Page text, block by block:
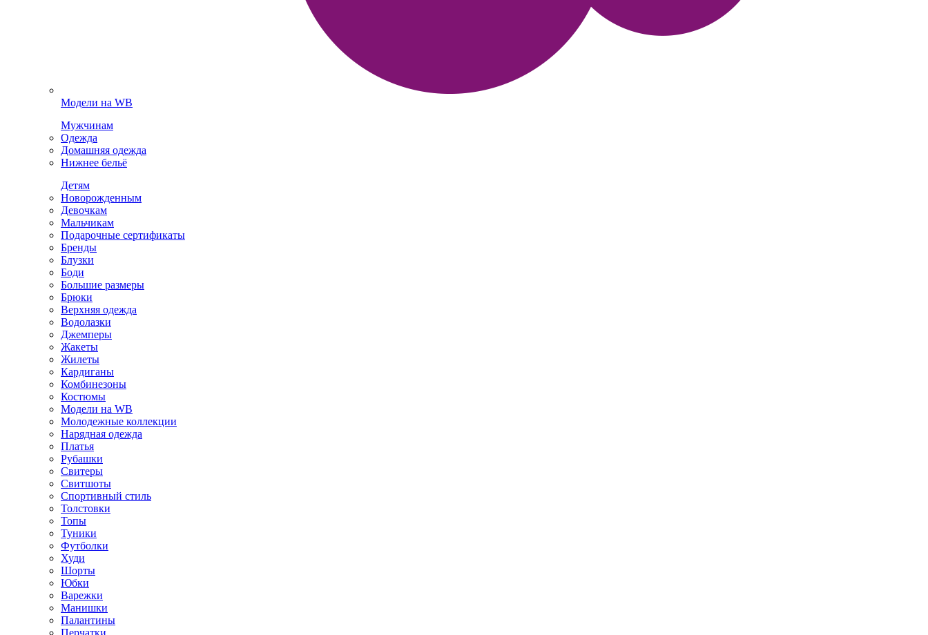
Модели на WB
Мужчинам
Одежда
Домашняя одежда
Нижнее бельё
Детям
Новорожденным
Девочкам
Мальчикам
Подарочные сертификаты
Бренды
Блузки
Боди
Большие размеры
Брюки
Верхняя одежда
Водолазки
Джемперы
Жакеты
Жилеты
Кардиганы
Комбинезоны
Костюмы
Модели на WB
Молодежные коллекции
Нарядная одежда
Платья
Рубашки
Свитеры
Свитшоты
Спортивный стиль
Толстовки
Топы
Туники
Футболки
Худи
Шорты
Юбки
Варежки
Манишки
Палантины
Перчатки